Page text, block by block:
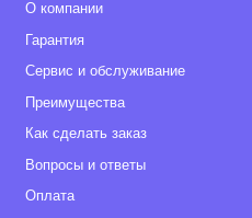
О компании
Гарантия
Сервис и обслуживание
Преимущества
Как сделать заказ
Вопросы и ответы
Оплата